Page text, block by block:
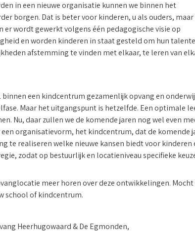
in een nieuwe organisatie kunnen we binnen het
borgen. Dat is beter voor kinderen, u als ouders,
wordt gewerkt volgens één pedagogische visie op
en worden kinderen in staat gesteld om hun
afstemming te vinden met elkaar, te leren van
een kindcentrum gezamenlijk opvang en
Maar het uitgangspunt is hetzelfde. Een optimale
Nu, daar zullen we de komende jaren nog wel even
organisatievorm, het kindcentrum, dat de komende
te realiseren welke nieuwe kansen biedt voor kinderen
zodat op bestuurlijk en locatieniveau specifieke
meer horen over deze ontwikkelingen. Mocht
school of kindcentrum.
Heerhugowaard & De Egmonden,